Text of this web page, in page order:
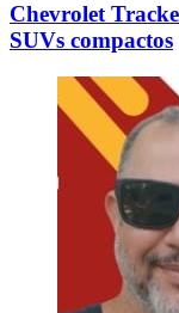
Chevrolet
SUVs compactos